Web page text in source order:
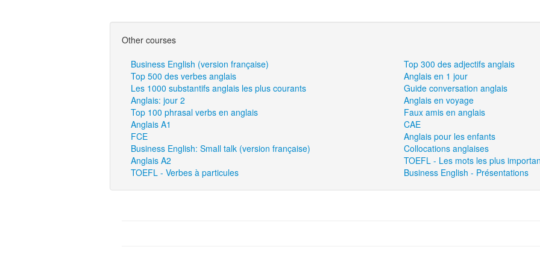
Other courses
Business English (version française)
Top 300 des adjectifs anglais
Top 500 des verbes anglais
Anglais en 1 jour
Les 1000 substantifs anglais les plus courants
Guide conversation anglais
Anglais: jour 2
Anglais en voyage
Top 100 phrasal verbs en anglais
Faux amis en anglais
Anglais A1
CAE
FCE
Anglais pour les enfants
Business English: Small talk (version française)
Collocations anglaises
Anglais A2
TOEFL - Les mots les plus
TOEFL - Verbes à particules
Business English - Présentations